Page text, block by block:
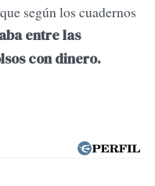
según los cuadernos
entre las
con dinero.